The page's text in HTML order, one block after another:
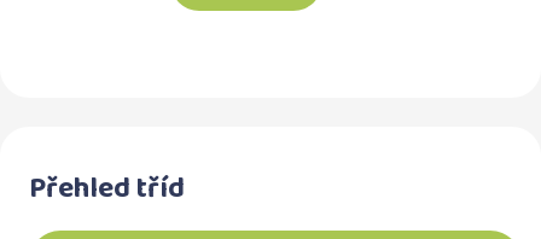
Přehled tříd